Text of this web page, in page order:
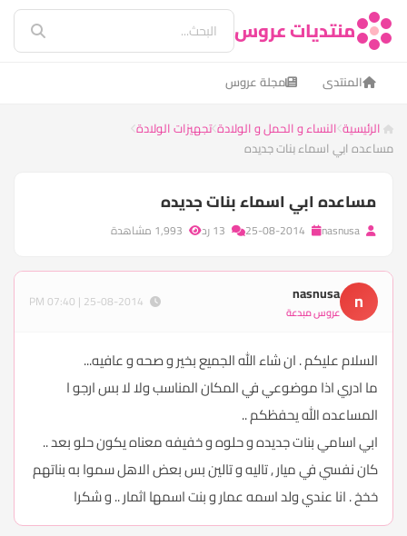
منتديات عروس
المنتدى مجلة عروس
الرئيسية النساء و الحمل و الولادة تجهيزات الولادة
مساعده ابي اسماء بنات جديده
مساعده ابي اسماء بنات جديده
n
nasnusa
عروس مبدعة
السلام عليكم . ان شاء الله الجميع بخير و صحه و عافيه...
ما ادري اذا موضوعي في المكان المناسب ولا لا بس ارجو ا
المساعده الله يحفظكم ..
ابي اسامي بنات جديده و حلوه و خفيفه معناه يكون حلو بعد ..
كان نفسي في ميار , تاليه و تالين بس بعض الاهل سموا به بناتهم
خخخ . انا عندي ولد اسمه عمار و بنت اسمها اثمار .. و شكرا